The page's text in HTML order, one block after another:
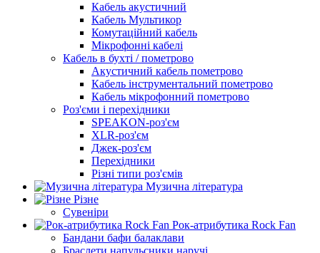
Кабель акустичний
Кабель Мультикор
Комутаційний кабель
Мікрофонні кабелі
Кабель в бухті / пометрово
Акустичний кабель пометрово
Кабель інструментальний пометрово
Кабель мікрофонний пометрово
Роз'єми і перехідники
SPEAKON-роз'єм
XLR-роз'єм
Джек-роз'єм
Перехідники
Різні типи роз'ємів
Музична література
Різне
Сувеніри
Рок-атрибутика Rock Fan
Бандани бафи балаклави
Браслети напульсники наручі